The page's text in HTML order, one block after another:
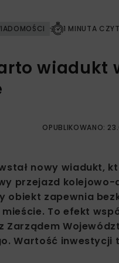
1 MINUTA
wiadukt
OPUBLIKOWANO:
nowy wiadukt,
przejazd kolejowo-
obiekt zapewnia
To efekt
Zarządem
Wartość inwestycji